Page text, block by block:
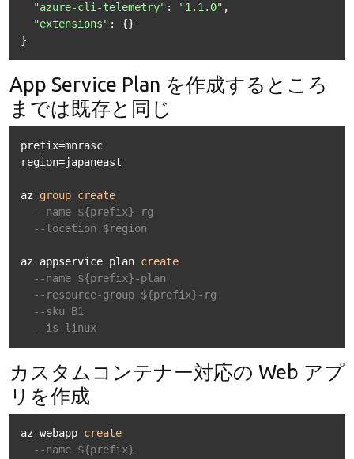
"azure-cli-telemetry" : "1.1.0" ,
"extensions" : {}
App Service Plan を作成するところ
までは既存と同じ
prefix=mnrasc
region=japaneast
az group create
--name ${prefix}-rg
--location $region
az appservice plan create
--name ${prefix}-plan
--resource-group ${prefix}-rg
--sku B1
--is-linux
カスタムコンテナー対応の Web アプ
リを作成
az webapp create
--name ${prefix}